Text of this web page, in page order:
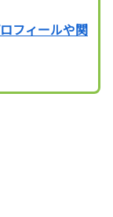
フィールや関